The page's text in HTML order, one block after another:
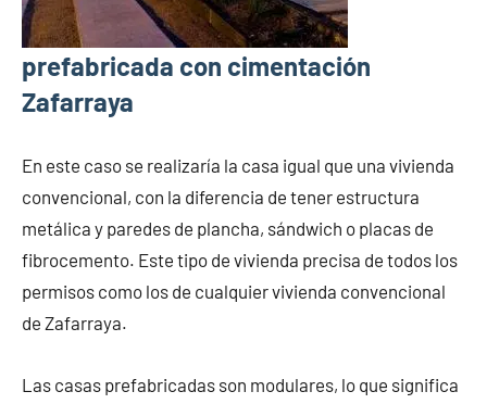
prefabricada con cimentación
Zafarraya
En este caso se realizaría la casa igual que una vivienda
convencional, con la diferencia de tener estructura
metálica y paredes de plancha, sándwich o placas de
fibrocemento. Este tipo de vivienda precisa de todos los
permisos como los de cualquier vivienda convencional
de Zafarraya.
Las casas prefabricadas son modulares, lo que significa